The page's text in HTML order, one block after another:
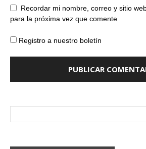
Recordar mi nombre, correo y sitio
para la próxima vez que comente
Registro a nuestro boletín